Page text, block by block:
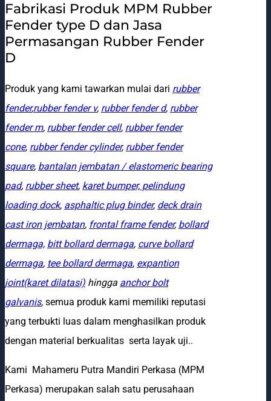
Fabrikasi Produk MPM Rubber
Fender type D dan Jasa
Permasangan Rubber Fender
D
Produk yang kami tawarkan mulai dari rubber
fender,rubber fender v, rubber fender d, rubber
fender m, rubber fender cell, rubber fender
cone, rubber fender cylinder, rubber fender
square, bantalan jembatan / elastomeric bearing
pad, rubber sheet, karet bumper, pelindung
loading dock, asphaltic plug binder, deck drain
cast iron jembatan, frontal frame fender, bollard
dermaga, bitt bollard dermaga, curve bollard
dermaga, tee bollard dermaga, expantion
joint(karet dilatasi) hingga anchor bolt
galvanis, semua produk kami memiliki reputasi
yang terbukti luas dalam menghasilkan produk
dengan material berkualitas serta layak uji..
Kami Mahameru Putra Mandiri Perkasa (MPM
Perkasa) merupakan salah satu perusahaan